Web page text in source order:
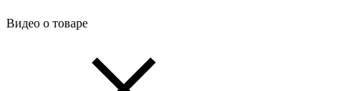
Видео о товаре